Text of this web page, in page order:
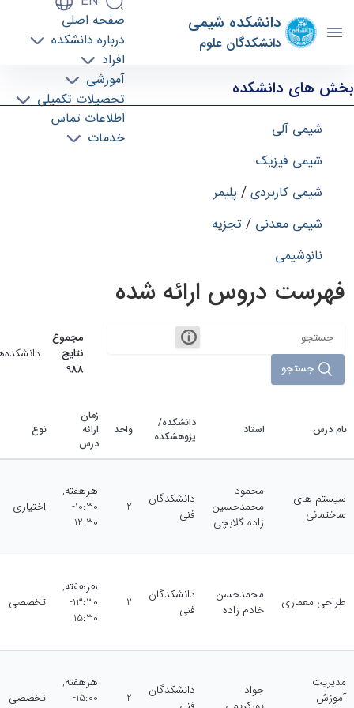
دانشکده شیمی
دانشکدگان علوم
صفحه اصلی
درباره دانشکده
افراد
آموزشی
تحصیلات تکمیلی
اطلاعات تماس
خدمات
دروس دانشکده - schem- دانشکده شیمی
بخش های دانشکده
شیمی آلی
شیمی فیزیک
شیمی کاربردی/ پلیمر
شیمی معدنی /تجزیه
نانوشیمی
فهرست دروس ارائه شده
جستجو
مجموع
نتایج:
988
نام درس استاد
دانشکده/
پژوهشکده
واحد
زمان
ارائه
درس
نوع
سیستم های
ساختمانی
محمود
محمدحسین
زاده گلابچی
دانشکدگان
‌فنی
2
هرهفته,
10:30-
12:30
اختیاری
طراحی معماری
محمدحسن
خادم زاده
دانشکدگان
‌فنی
2
هرهفته,
13:30-
15:30
تخصصی
مدیریت
آموزش
جواد
دانشکدگان
2
هرهفته,
15:00-
تخصصی